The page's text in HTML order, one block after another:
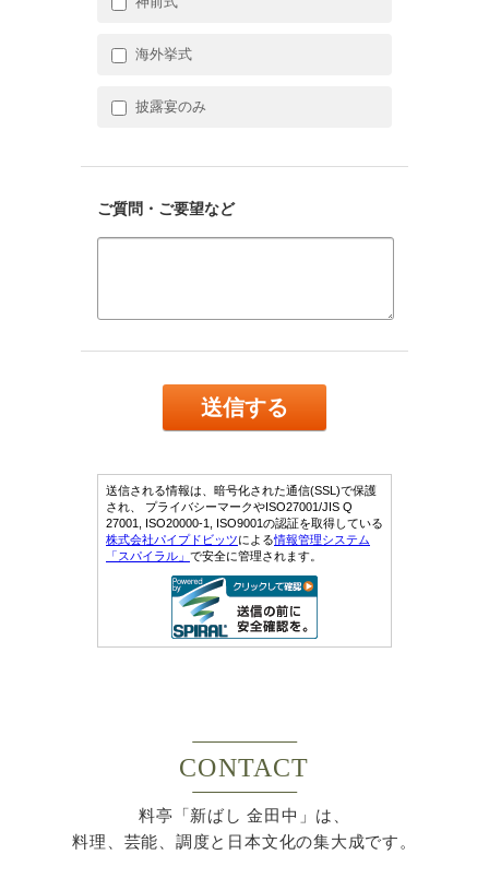
CONTACT
料亭「新ばし 金田中」は、
料理、芸能、調度と日本文化の集大成です。